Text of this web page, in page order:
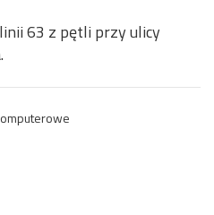
63 z pętli przy ulicy